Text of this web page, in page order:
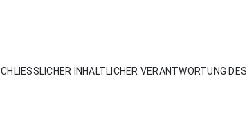
INHALTLICHER VERANTWORTUNG DES